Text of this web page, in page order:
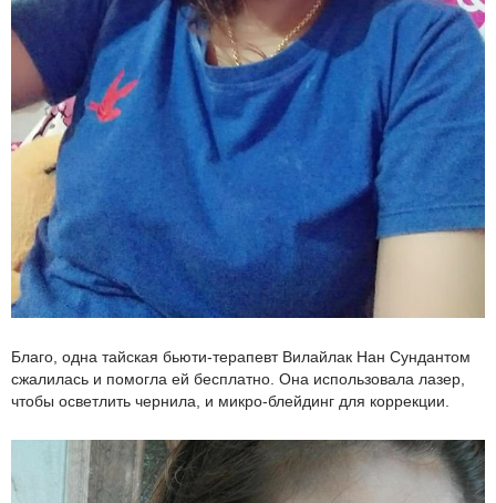
Благо, одна тайская бьюти-терапевт Вилайлак Нан Сундантом
сжалилась и помогла ей бесплатно. Она использовала лазер,
чтобы осветлить чернила, и микро-блейдинг для коррекции.